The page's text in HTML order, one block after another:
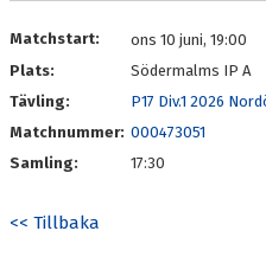
Matchstart:
ons 10 juni, 19:00
Plats:
Södermalms IP A
Tävling:
P17 Div.1 2026
Matchnummer: 000473051
Samling:
17:30
<< Tillbaka